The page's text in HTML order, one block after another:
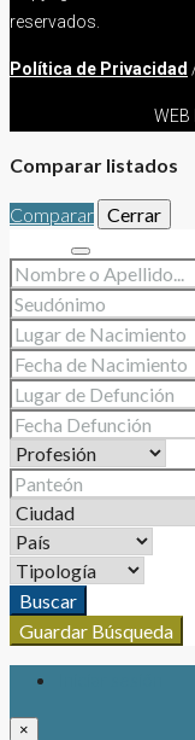
reservados.
Política de Privacidad
Comparar listados
Comparar Cerrar
Buscar
Guardar Búsqueda
×